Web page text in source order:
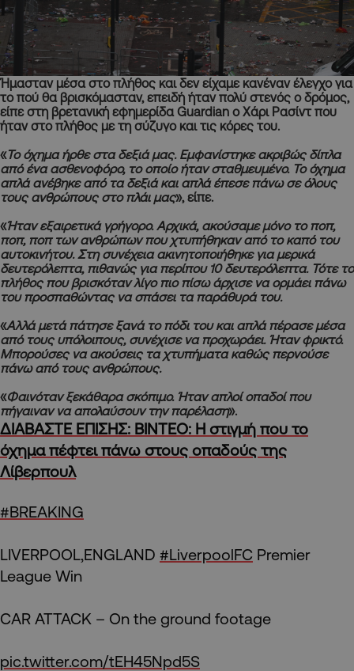
Ήμασταν μέσα στο πλήθος και δεν είχαμε κανέναν έλεγχο για
το πού θα βρισκόμασταν, επειδή ήταν πολύ στενός ο δρόμος,
είπε στη βρετανική εφημερίδα Guardian ο Χάρι Ρασίντ που
ήταν στο πλήθος με τη σύζυγο και τις κόρες του.
«Το όχημα ήρθε στα δεξιά μας. Εμφανίστηκε ακριβώς δίπλα
από ένα ασθενοφόρο, το οποίο ήταν σταθμευμένο. Το όχημα
απλά ανέβηκε από τα δεξιά και απλά έπεσε πάνω σε όλους
τους ανθρώπους στο πλάι μας», είπε.
«Ήταν εξαιρετικά γρήγορο. Αρχικά, ακούσαμε μόνο το ποπ,
ποπ, ποπ των ανθρώπων που χτυπήθηκαν από το καπό του
αυτοκινήτου. Στη συνέχεια ακινητοποιήθηκε για μερικά
δευτερόλεπτα, πιθανώς για περίπου 10 δευτερόλεπτα. Τότε το
πλήθος που βρισκόταν λίγο πιο πίσωάρχισε να ορμάει πάνω
του προσπαθώντας να σπάσει τα παράθυρά του.
«Αλλά μετά πάτησε ξανά το πόδι του και απλά πέρασε μέσα
από τους υπόλοιπους, συνέχισε να προχωράει. Ήταν φρικτό.
Μπορούσες να ακούσεις τα χτυπήματα καθώς περνούσε
πάνω από τους ανθρώπους.
«Φαινόταν ξεκάθαρα σκόπιμο. Ήταν απλοί οπαδοί που
πήγαιναν να απολαύσουν την παρέλαση».
ΔΙΑΒΑΣΤΕ ΕΠΙΣΗΣ: ΒΙΝΤΕΟ: Η στιγμή που το
όχημα πέφτει πάνω στους οπαδούς της
Λίβερπουλ
#BREAKING
LIVERPOOL,ENGLAND #LiverpoolFC Premier
League Win
CAR ATTACK – On the ground footage
pic.twitter.com/tEH45Npd5S